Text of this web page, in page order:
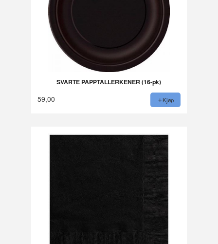
SVARTE PAPPTALLERKENER (16-pk)
59,00 Kjøp